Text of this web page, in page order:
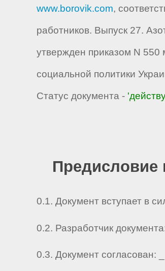
www.borovik.com,
работников. Выпуск 27.
утвержден приказом N 550
социальной политики
Статус документа -
Предисловие
0.1. Документ вступает в
0.2. Разработчик
0.3. Документ согласован: